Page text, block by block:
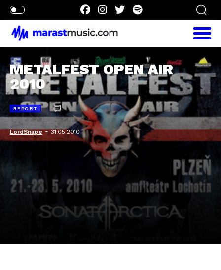
METALFEST OPEN AIR
2010
REPORT
LordSnape-31.05.2010